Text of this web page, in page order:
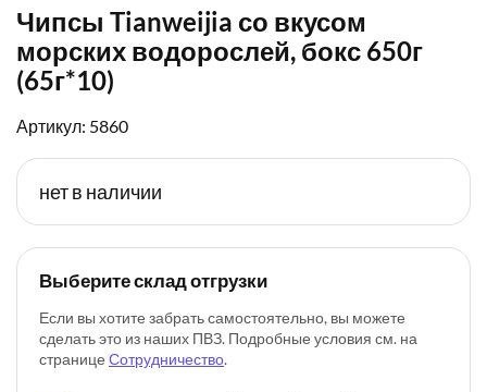
Чипсы Tianweijia со вкусом
морских водорослей, бокс 650г
(65г*10)
Артикул: 5860
нет в наличии
Выберите склад отгрузки
Если вы хотите забрать самостоятельно, вы можете
сделать это из наших ПВЗ. Подробные условия см. на
странице Сотрудничество.